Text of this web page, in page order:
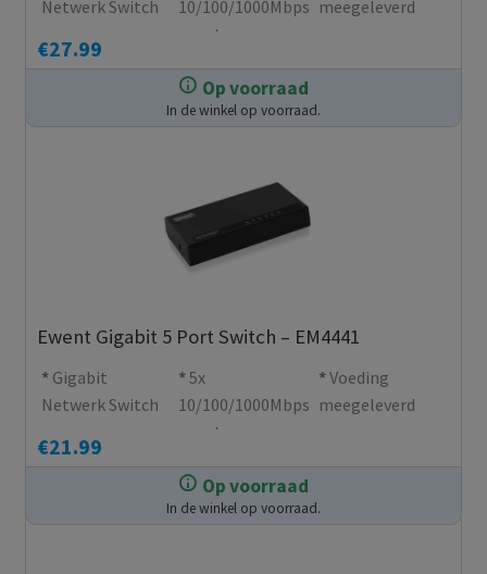
Op voorraad
In de winkel op voorraad.
€27.99
Netwerk Switch
10/100/1000Mbps
poorten
meegeleverd
Op voorraad
In de winkel op voorraad.
Ewent Gigabit 5 Port Switch – EM4441
€21.99
Gigabit
Netwerk Switch
5x
10/100/1000Mbps
poorten
Voeding
meegeleverd